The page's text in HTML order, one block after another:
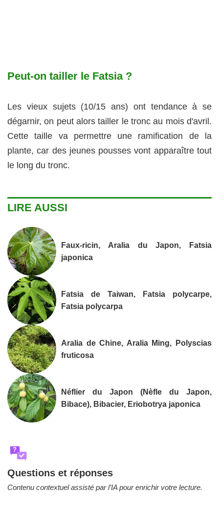
Peut-on tailler le Fatsia ?
Les vieux sujets (10/15 ans) ont tendance à se
dégarnir, on peut alors tailler le tronc au mois d'avril.
Cette taille va permettre une ramification de la
plante, car des jeunes pousses vont apparaître tout
le long du tronc.
LIRE AUSSI
Faux-ricin, Aralia du Japon, Fatsia
japonica
Fatsia de Taiwan, Fatsia polycarpe,
Fatsia polycarpa
Aralia de Chine, Aralia Ming, Polyscias
fruticosa
Néflier du Japon (Nèfle du Japon,
Bibace), Bibacier, Eriobotrya japonica
?
Questions et réponses
Contenu contextuel assisté par l’IA pour enrichir votre lecture.